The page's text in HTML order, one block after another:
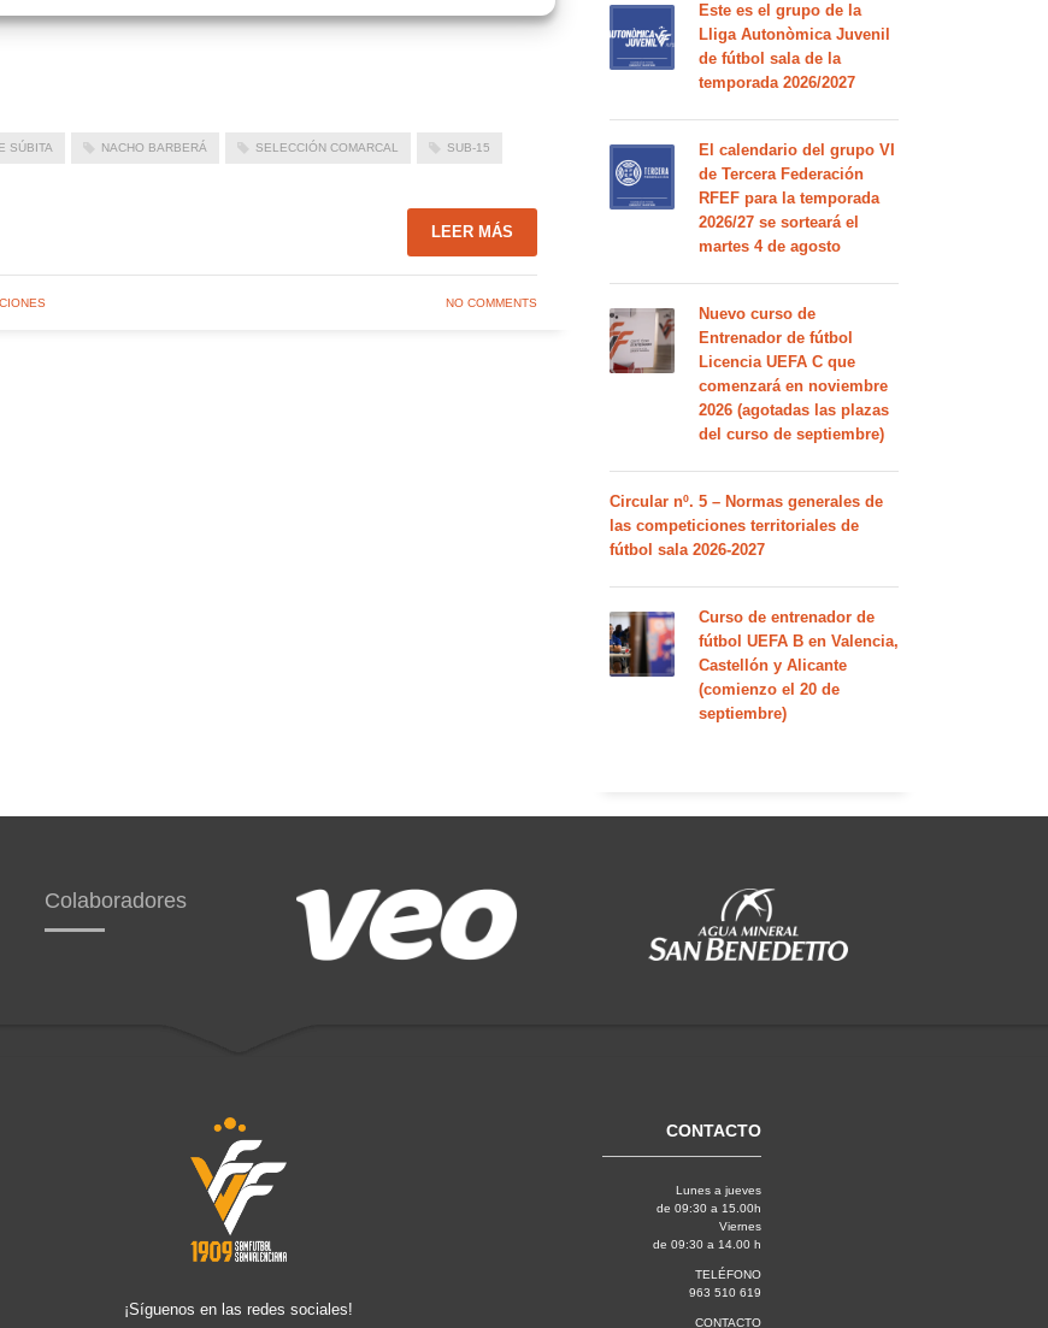
SÚBITA NACHO BARBERÁ SELECCIÓN COMARCAL SUB-15
LEER MÁS
NO COMMENTS
Este es el grupo de la
Lliga Autonòmica Juvenil
de fútbol sala de la
temporada 2026/2027
El calendario del grupo VI
de Tercera Federación
RFEF para la temporada
2026/27 se sorteará el
martes 4 de agosto
Nuevo curso de
Entrenador de fútbol
Licencia UEFA C que
comenzará en noviembre
2026 (agotadas las plazas
del curso de septiembre)
Circular nº. 5 – Normas generales de
las competiciones territoriales de
fútbol sala 2026-2027
Curso de entrenador de
fútbol UEFA B en Valencia,
Castellón y Alicante
(comienzo el 20 de
septiembre)
Colaboradores
¡Síguenos en las redes sociales!
CONTACTO
Lunes a jueves
de 09:30 a 15.00h
Viernes
de 09:30 a 14.00 h
TELÉFONO
963 510 619
CONTACTO